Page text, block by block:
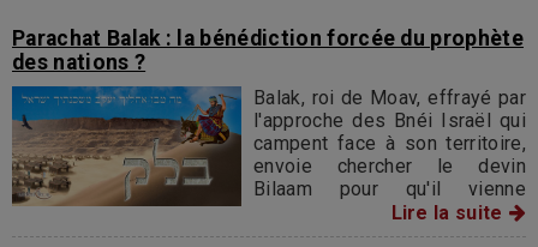
Parachat Balak : la bénédiction forcée du prophète
des nations ?
Balak, roi de Moav, effrayé par
l'approche des Bnéi Israël qui
campent face à son territoire,
envoie chercher le devin
Bilaam pour qu'il vienne
maudire ce peuple et conjurer
ainsi le danger. Bilaam se met
Lire la suite